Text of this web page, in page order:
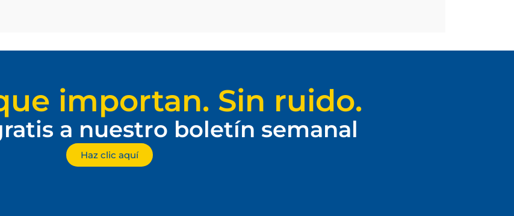
importan. Sin ruido.
a nuestro boletín semanal
Haz clic aquí